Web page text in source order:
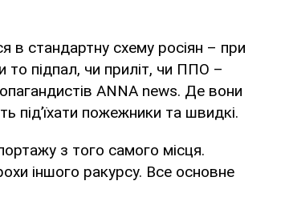
в стандартну схему росіян – при
то підпал, чи приліт, чи ППО –
ANNA news. Де вони
підʼїхати пожежники та швидкі.
з того самого місця.
іншого ракурсу. Все основне